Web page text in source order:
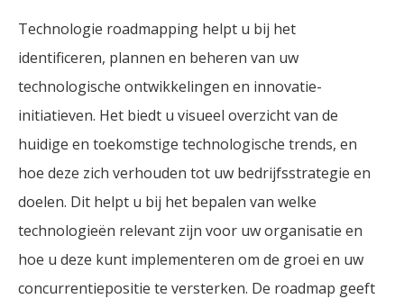
Technologie roadmapping helpt u bij het
identificeren, plannen en beheren van uw
technologische ontwikkelingen en innovatie-
initiatieven. Het biedt u visueel overzicht van de
huidige en toekomstige technologische trends, en
hoe deze zich verhouden tot uw bedrijfsstrategie en
doelen. Dit helpt u bij het bepalen van welke
technologieën relevant zijn voor uw organisatie en
hoe u deze kunt implementeren om de groei en uw
concurrentiepositie te versterken. De roadmap geeft